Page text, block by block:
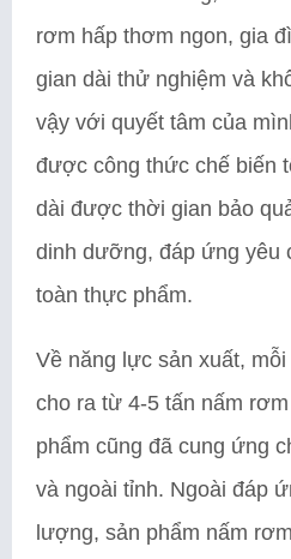
rơm hấp thơm ngon, gia
gian dài thử nghiệm và
vậy với quyết tâm của
được công thức chế biến
dài được thời gian bảo
dinh dưỡng, đáp ứng yêu
toàn thực phẩm.
Về năng lực sản xuất,
cho ra từ 4-5 tấn nấm
phẩm cũng đã cung ứng
và ngoài tỉnh. Ngoài đáp
lượng, sản phẩm nấm